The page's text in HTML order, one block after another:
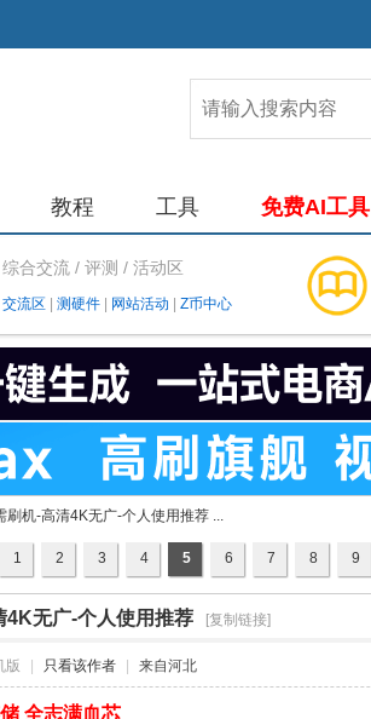
教程 工具 免费AI工具
综合交流 / 评测 / 活动区
交流区 测硬件 网站活动 Z币中心
刷机-高清4K无广-个人使用推荐 ...
1 2 3 4 5 6 7 8 9
4K无广-个人使用推荐 [复制链接]
版 只看该作者 来自河北
全志满血芯